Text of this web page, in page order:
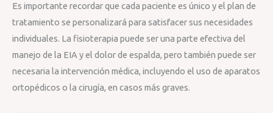
Es importante recordar que cada paciente es único y el plan de
tratamiento se personalizará para satisfacer sus necesidades
individuales. La fisioterapia puede ser una parte efectiva del
manejo de la EIA y el dolor de espalda, pero también puede ser
necesaria la intervención médica, incluyendo el uso de aparatos
ortopédicos o la cirugía, en casos más graves.